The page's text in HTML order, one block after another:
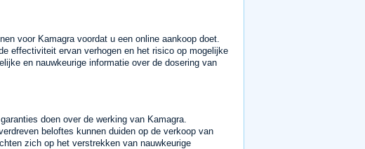
voor Kamagra voordat u een online aankoop doet.
effectiviteit ervan verhogen en het risico op mogelijke
en nauwkeurige informatie over de dosering van
doen over de werking van Kamagra.
beloftes kunnen duiden op de verkoop van
zich op het verstrekken van nauwkeurige